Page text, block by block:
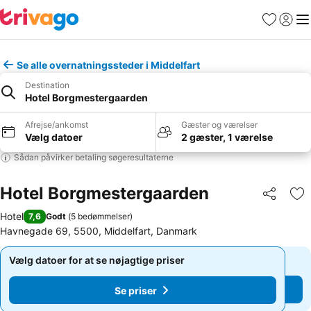
Favoritter
Log ind
Se alle overnatningssteder i Middelfart
Destination
Hotel Borgmestergaarden
Afrejse/ankomst
Vælg datoer
Gæster og værelser
2 gæster, 1 værelse
Sådan påvirker betaling søgeresultaterne
Hotel Borgmestergaarden Del
Hotel 7,6 Godt (5 bedømmelser)
Havnegade 69, 5500, Middelfart, Danmark
Vælg datoer for at se nøjagtige priser
Se priser
Vælg datoer for at se nøjagtige priser
Se priser